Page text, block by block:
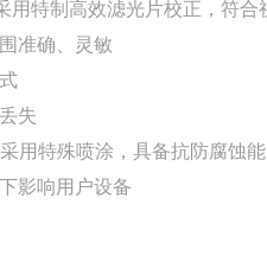
用特制高效滤光片校正，符合
准确、灵敏
失
用特殊喷涂，具备抗防腐蚀能
影响用户设备